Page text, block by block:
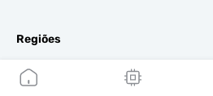
Regiões
eSIM para Europa
eSIM para Ásia